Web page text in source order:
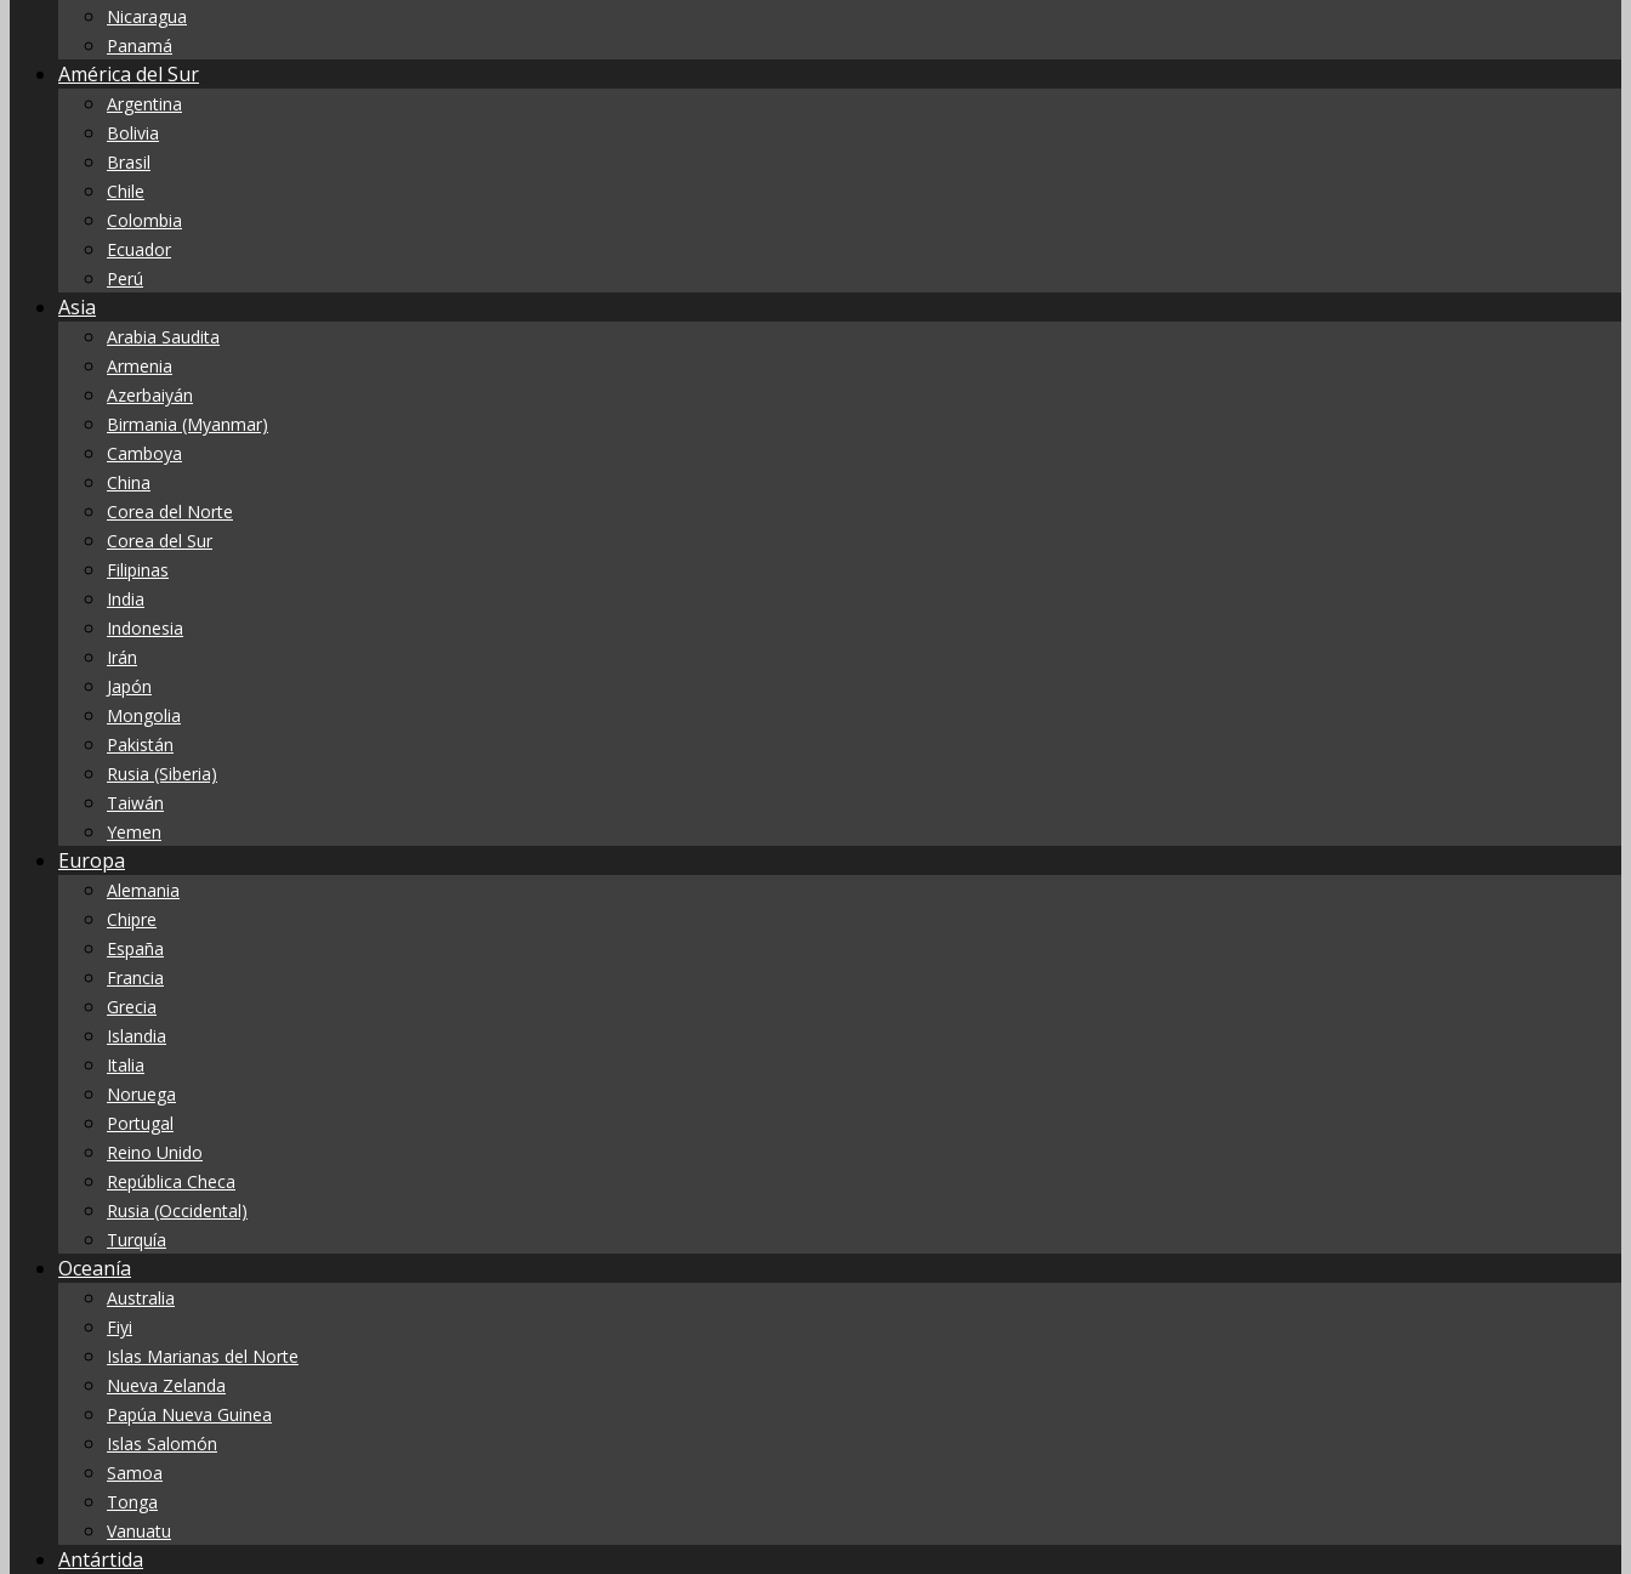
Nicaragua
Panamá
América del Sur
Argentina
Bolivia
Brasil
Chile
Colombia
Ecuador
Perú
Asia
Arabia Saudita
Armenia
Azerbaiyán
Birmania (Myanmar)
Camboya
China
Corea del Norte
Corea del Sur
Filipinas
India
Indonesia
Irán
Japón
Mongolia
Pakistán
Rusia (Siberia)
Taiwán
Yemen
Europa
Alemania
Chipre
España
Francia
Grecia
Islandia
Italia
Noruega
Portugal
Reino Unido
República Checa
Rusia (Occidental)
Turquía
Oceanía
Australia
Fiyi
Islas Marianas del Norte
Nueva Zelanda
Papúa Nueva Guinea
Islas Salomón
Samoa
Tonga
Vanuatu
Antártida